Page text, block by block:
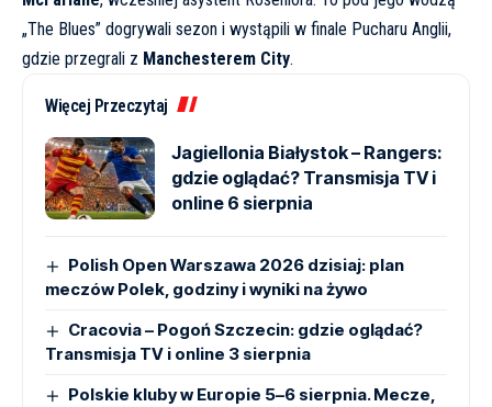
„The Blues” dogrywali sezon i wystąpili w finale Pucharu Anglii,
gdzie przegrali z Manchesterem City.
Więcej Przeczytaj
Jagiellonia Białystok – Rangers:
gdzie oglądać? Transmisja TV i
online 6 sierpnia
Polish Open Warszawa 2026 dzisiaj: plan
meczów Polek, godziny i wyniki na żywo
Cracovia – Pogoń Szczecin: gdzie oglądać?
Transmisja TV i online 3 sierpnia
Polskie kluby w Europie 5–6 sierpnia. Mecze,